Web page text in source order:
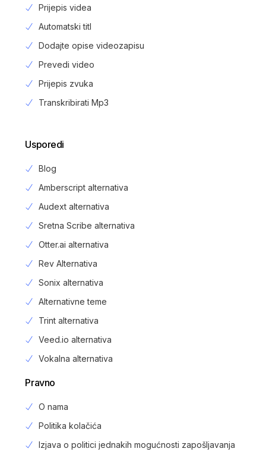
Prijepis videa
Automatski titl
Dodajte opise videozapisu
Prevedi video
Prijepis zvuka
Transkribirati Mp3
Usporedi
Blog
Amberscript alternativa
Audext alternativa
Sretna Scribe alternativa
Otter.ai alternativa
Rev Alternativa
Sonix alternativa
Alternativne teme
Trint alternativa
Veed.io alternativa
Vokalna alternativa
Pravno
O nama
Politika kolačića
Izjava o politici jednakih mogućnosti zapošljavanja